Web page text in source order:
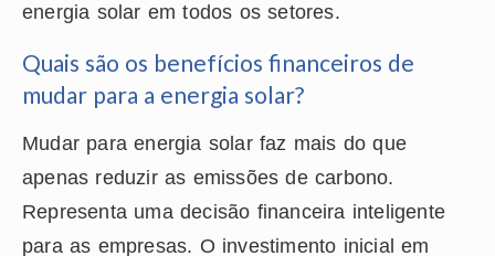
energia solar em todos os setores.
Quais são os benefícios financeiros de
mudar para a energia solar?
Mudar para energia solar faz mais do que
apenas reduzir as emissões de carbono.
Representa uma decisão financeira inteligente
para as empresas. O investimento inicial em